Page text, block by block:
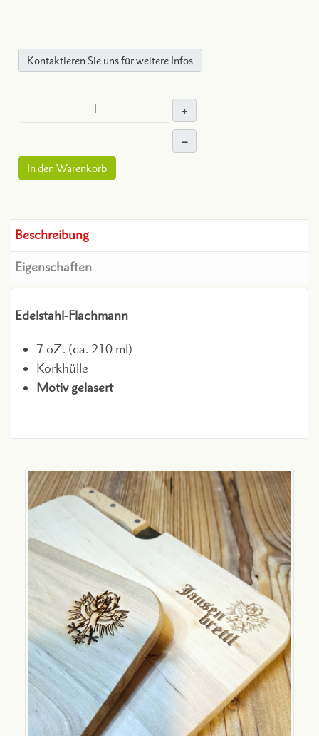
Kontaktieren Sie uns für weitere Infos
+
–
In den Warenkorb
Beschreibung
Eigenschaften
Edelstahl-Flachmann
7 oZ. (ca. 210 ml)
Korkhülle
Motiv gelasert